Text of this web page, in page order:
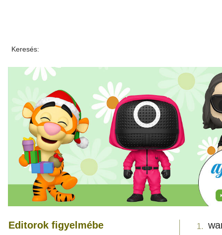
Keresés:
Editorok figyelmébe 1.